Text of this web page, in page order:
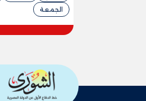
الجمعة